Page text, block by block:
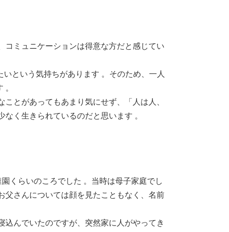
コミュニケーションは得意な方だと感じてい
という気持ちがあります 。そのため、一人
とがあってもあまり気にせず、「人は人、
く生きられているのだと思います 。
くらいのころでした 。当時は母子家庭でし
父さんについては顔を見たこともなく、名前
んでいたのですが、突然家に人がやってき